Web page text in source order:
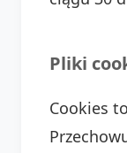
Pliki
Cookies